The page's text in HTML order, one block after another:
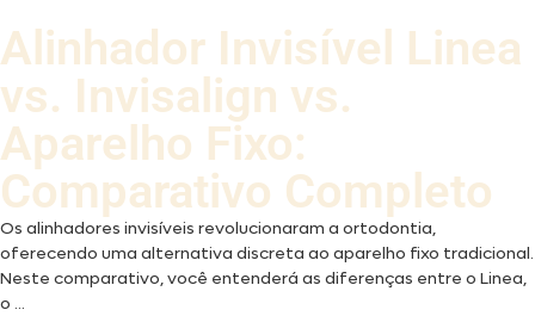
Alinhador Invisível Linea
vs. Invisalign vs.
Aparelho Fixo:
Comparativo Completo
Os alinhadores invisíveis revolucionaram a ortodontia,
oferecendo uma alternativa discreta ao aparelho fixo tradicional.
Neste comparativo, você entenderá as diferenças entre o Linea,
o ...